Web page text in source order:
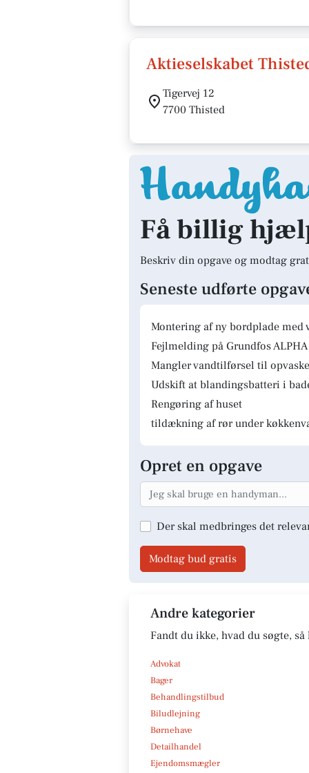
Aktieselskabet
Tigervej 12
7700 Thisted
Få billig
Beskriv din opgave og modtag
Seneste udførte
Montering af ny bordplade med
Fejlmelding på Grundfos
Mangler vandtilførsel til
Udskift at blandingsbatteri i
Rengøring af huset
tildækning af rør under
Opret en opgave
Der skal medbringes det
Modtag bud gratis
Andre kategorier
Fandt du ikke, hvad du søgte,
Advokat
Bager
Behandlingstilbud
Biludlejning
Børnehave
Detailhandel
Ejendomsmægler